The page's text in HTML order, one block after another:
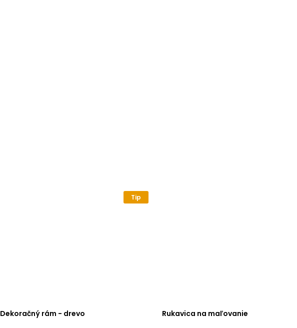
Dekoračný rám - drevo
Tip
Rukavica na maľovanie